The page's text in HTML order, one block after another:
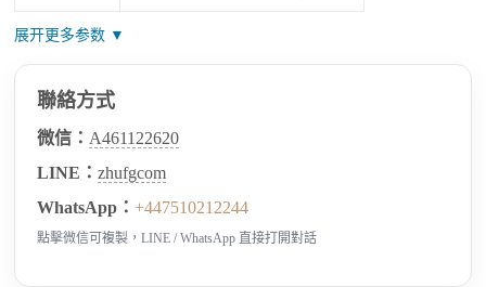
展开更多参数 ▼
聯絡方式
微信： A461122620
LINE：zhufgcom
WhatsApp：+447510212244
點擊微信可複製，LINE / WhatsApp 直接打開對話